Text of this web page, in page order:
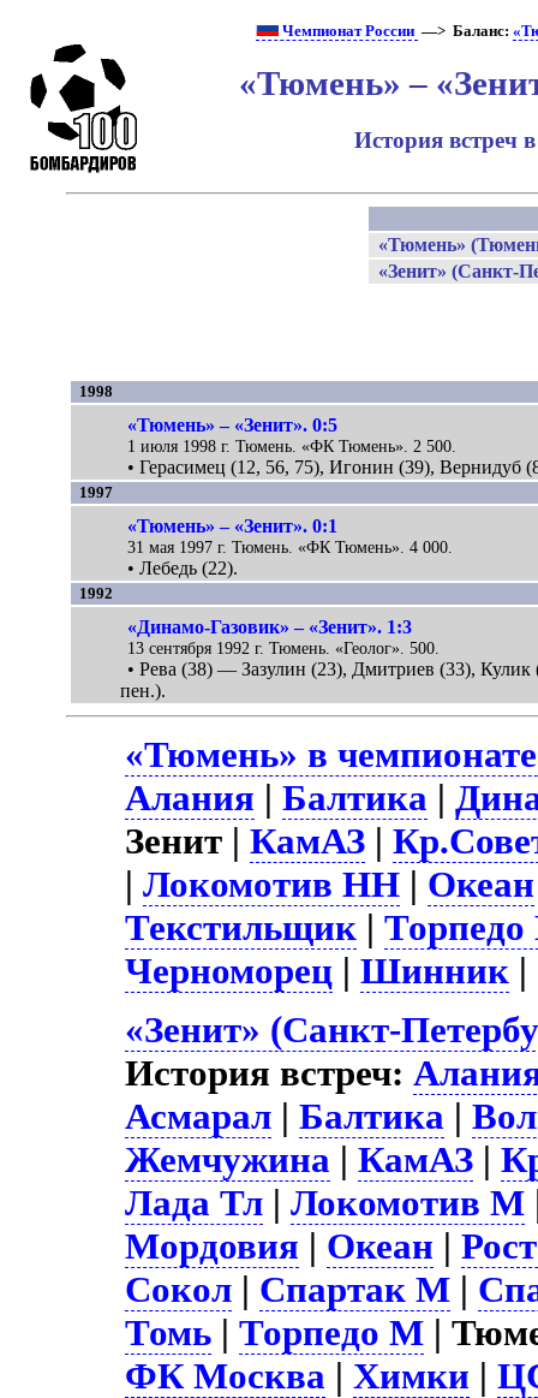
Чемпионат России —> Баланс:
«Тюмень» –
История встреч
«Тюмень»
«Зенит» (Санкт-
1998
«Тюмень» – «Зенит». 0:5
1 июля 1998 г. Тюмень. «ФК Тюмень». 2 500.
• Герасимец (12, 56, 75), Игонин (39), Вернидуб
1997
«Тюмень» – «Зенит». 0:1
31 мая 1997 г. Тюмень. «ФК Тюмень». 4 000.
• Лебедь (22).
1992
«Динамо-Газовик» – «Зенит». 1:3
13 сентября 1992 г. Тюмень. «Геолог». 500.
• Рева (38) — Зазулин (23), Дмитриев (33), Кулик
пен.).
«Тюмень» в
Алания |Балтика |
Зенит |КамАЗ |
|Локомотив НН | Океан
Текстильщик |
Черноморец |Шинник |
«Зенит» (Санкт-
История встреч:
Асмарал |Балтика |
Жемчужина |КамАЗ |
Лада Тл |Локомотив М
Мордовия | Океан |
Сокол | Спартак М |
Томь |Торпедо М |
ФК Москва | Химки |